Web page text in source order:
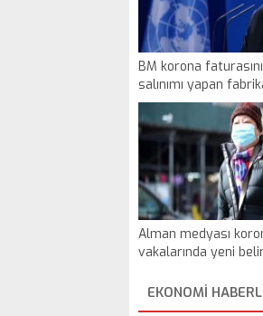
BM korona
salınımı yapan
Alman medyası
vakalarında yeni
EKONOMI